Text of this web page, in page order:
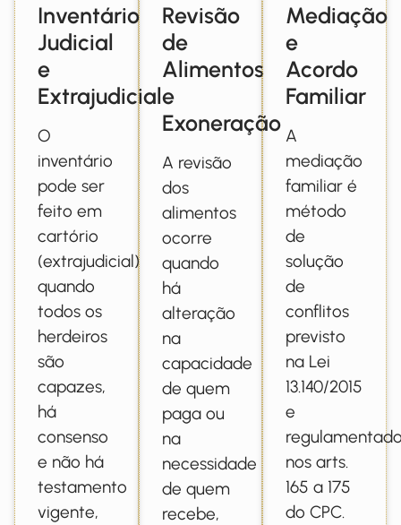
Inventário
Judicial
e
Extrajudicial
O
inventário
pode ser
feito em
cartório
(extrajudicial)
quando
todos os
herdeiros
são
capazes,
há
consenso
e não há
testamento
vigente,
Revisão
de
Alimentos
e
Exoneração
A revisão
dos
alimentos
ocorre
quando
há
alteração
na
capacidade
de quem
paga ou
na
necessidade
de quem
recebe,
Mediação
e
Acordo
Familiar
A
mediação
familiar é
método
de
solução
de
conflitos
previsto
na Lei
13.140/2015
e
nos arts.
165 a 175
do CPC.